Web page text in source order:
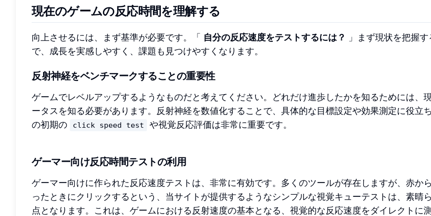
現在のゲームの反応時間を理解する
向上させるには、まず基準が必要です。「 自分の反応速度をテストするには？
」まず現状を把握す
で、成長を実感しやすく、課題も見つけやすくなります。
反射神経をベンチマークすることの重要性
ゲームでレベルアップするようなものだと考えてください。どれだけ進歩したかを知るためには、
ータスを知る必要があります。反射神経を数値化することで、具体的な目標設定や効果測定に役立
の初期の
click speed test や視覚反応評価は非常に重要です。
ゲーマー向け反応時間テストの利用
ゲーマー向けに作られた反応速度テストは、非常に有効です。多くのツールが存在しますが、赤か
ったときにクリックするという、当サイトが提供するようなシンプルな視覚キューテストは、素晴
点となります。これは、ゲームにおける反射速度の基本となる、視覚的な反応速度をダイレクトに